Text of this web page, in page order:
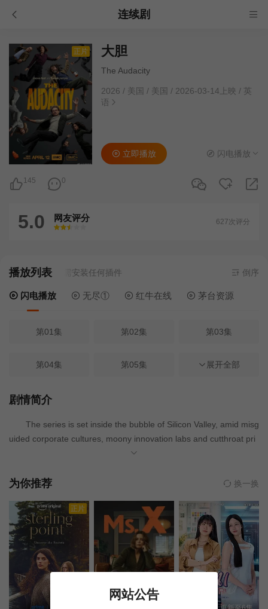
连续剧
正片 大胆
The Audacity
2026 / 美国 / 美国 / 2026-03-14上映 / 英
语
145 0
立即播放 闪电播放
5.0 网友评分
很差
较差还行推荐力荐
627次评分
播放列表
闪电播放 - 无需安装任何插件 倒序
闪电播放 无尽① 红牛在线 茅台资源
第01集 第02集 第03集
第04集 第05集 第06集
第07集
展开全部
剧情简介
The series is set inside the bubble of Silicon Valley, amid misg
uided corporate cultures, moony innovation labs and cutthroat pri
vate high schools. It is centered around a rift between a self-appoi
mance psychologist”, who are engulfed in a scandal sparked by th
为你推荐 换一换
正片
网站公告